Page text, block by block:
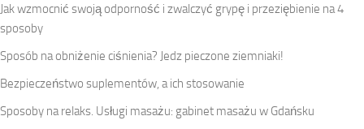
Jak wzmocnić swoją odporność i zwalczyć grypę i przeziębienie na 4
sposoby
Sposób na obniżenie ciśnienia? Jedz pieczone ziemniaki!
Bezpieczeństwo suplementów, a ich stosowanie
Sposoby na relaks. Usługi masażu: gabinet masażu w Gdańsku